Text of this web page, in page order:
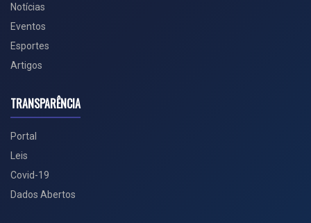
Notícias
Eventos
Esportes
Artigos
TRANSPARÊNCIA
Portal
Leis
Covid-19
Dados Abertos